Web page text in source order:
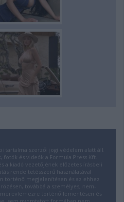
tartalma szerzői jogi védelem alatt áll.
és videók a Formula Press Kft.
a kiadó vezetőjének előzetes írásbeli
rendeltetésszerű használatával
történő megjelenítésen és az ehhez
továbbá a személyes, nem-
történő lementésen és